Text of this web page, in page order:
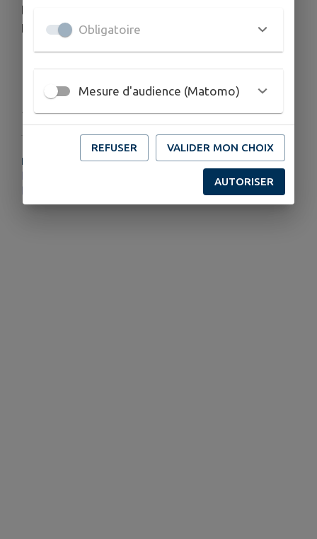
l'
Européenne d'AlsaceToute l'Alsace
Publié par CCSAL
PLUS D'INFORMATIONS
https://www.maison-nature-sundgau.org/grand-public/
https://www.maison-nature-sundgau.org/
Obligatoire
Mesure d'audience (Matomo)
REFUSER VALIDER MON CHOIX
AUTORISER